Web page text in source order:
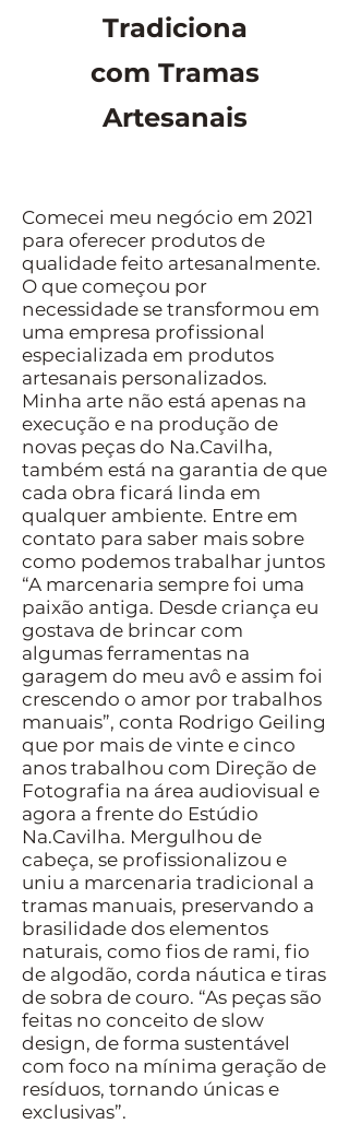
Tradiciona
com Tramas
Artesanais
Comecei meu negócio em 2021
para oferecer produtos de
qualidade feito artesanalmente.
O que começou por
necessidade se transformou em
uma empresa profissional
especializada em produtos
artesanais personalizados.
Minha arte não está apenas na
execução e na produção de
novas peças do Na.Cavilha,
também está na garantia de que
cada obra ficará linda em
qualquer ambiente. Entre em
contato para saber mais sobre
como podemos trabalhar juntos
“A marcenaria sempre foi uma
paixão antiga. Desde criança eu
gostava de brincar com
algumas ferramentas na
garagem do meu avô e assim foi
crescendo o amor por trabalhos
manuais”, conta Rodrigo Geiling
que por mais de vinte e cinco
anos trabalhou com Direção de
Fotografia na área audiovisual e
agora a frente do Estúdio
Na.Cavilha. Mergulhou de
cabeça, se profissionalizou e
uniu a marcenaria tradicional a
tramas manuais, preservando a
brasilidade dos elementos
naturais, como fios de rami, fio
de algodão, corda náutica e tiras
de sobra de couro. “As peças são
feitas no conceito de slow
design, de forma sustentável
com foco na mínima geração de
resíduos, tornando únicas e
exclusivas”.